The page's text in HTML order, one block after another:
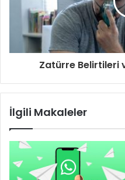
Zatürre Belirtileri
İlgili Makaleler